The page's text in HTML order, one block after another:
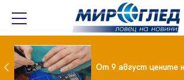
Проект за изграждане на 13-етажна "мегаджамия" разгневи жителите на Лондон